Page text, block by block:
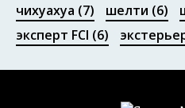
чихуахуа (7) шелти (6)
эксперт FCI (6)